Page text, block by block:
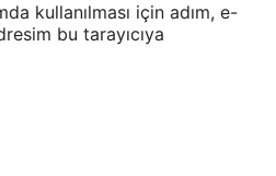
kullanılması için adım, e-
bu tarayıcıya